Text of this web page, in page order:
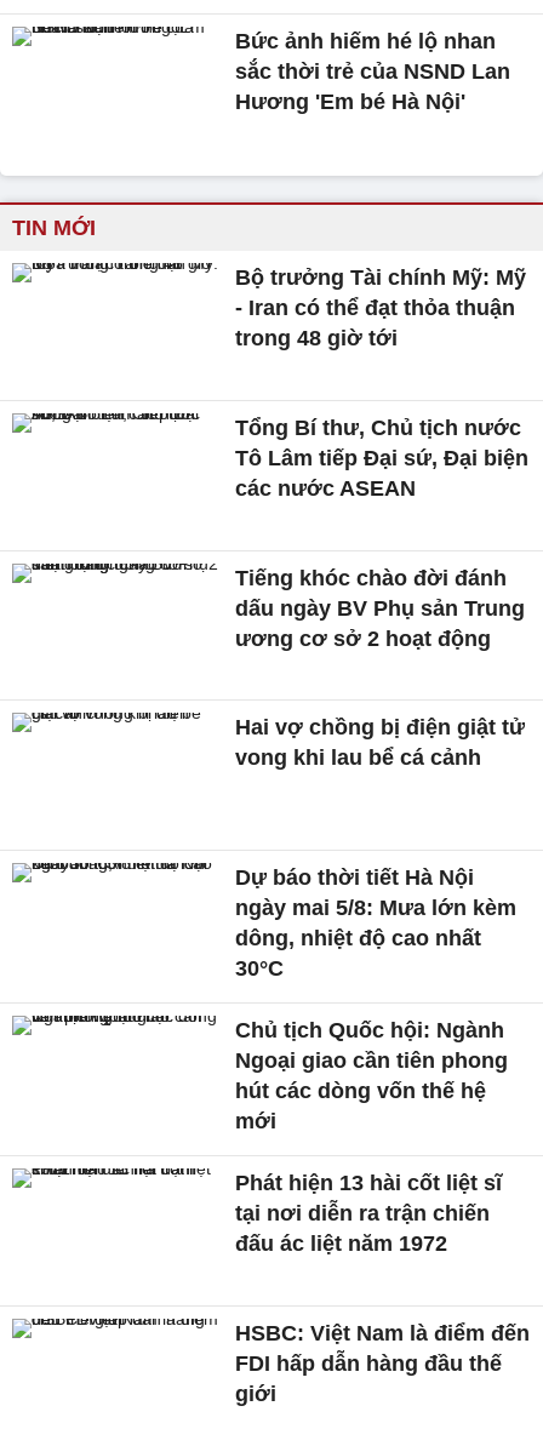
Bức ảnh hiếm hé lộ nhan
sắc thời trẻ của NSND Lan
Hương 'Em bé Hà Nội'
TIN MỚI
Bộ trưởng Tài chính Mỹ: Mỹ
- Iran có thể đạt thỏa thuận
trong 48 giờ tới
Tổng Bí thư, Chủ tịch nước
Tô Lâm tiếp Đại sứ, Đại biện
các nước ASEAN
Tiếng khóc chào đời đánh
dấu ngày BV Phụ sản Trung
ương cơ sở 2 hoạt động
Hai vợ chồng bị điện giật tử
vong khi lau bể cá cảnh
Dự báo thời tiết Hà Nội
ngày mai 5/8: Mưa lớn kèm
dông, nhiệt độ cao nhất
30°C
Chủ tịch Quốc hội: Ngành
Ngoại giao cần tiên phong
hút các dòng vốn thế hệ
mới
Phát hiện 13 hài cốt liệt sĩ
tại nơi diễn ra trận chiến
đấu ác liệt năm 1972
HSBC: Việt Nam là điểm đến
FDI hấp dẫn hàng đầu thế
giới